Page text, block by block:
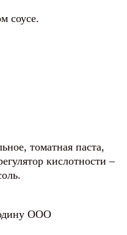
соусе.
томатная паста,
кислотности –
ООО